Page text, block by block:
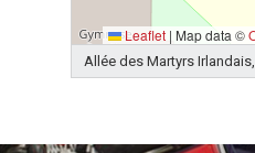
Leaflet | Map data ©
Allée des Martyrs